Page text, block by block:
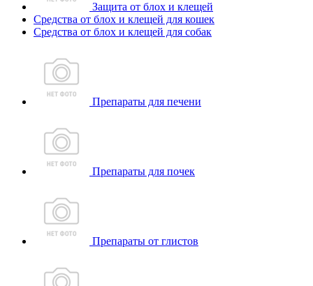
Защита от блох и клещей
Средства от блох и клещей для кошек
Средства от блох и клещей для собак
Препараты для печени
Препараты для почек
Препараты от глистов